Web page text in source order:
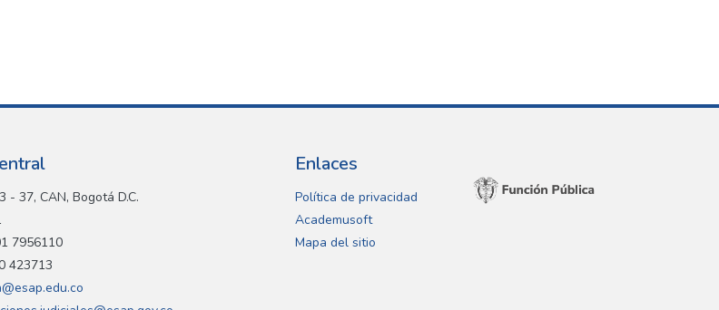
- 37, CAN, Bogotá D.C.
7956110
423713
Enlaces
Política de privacidad
Academusoft
Mapa del sitio